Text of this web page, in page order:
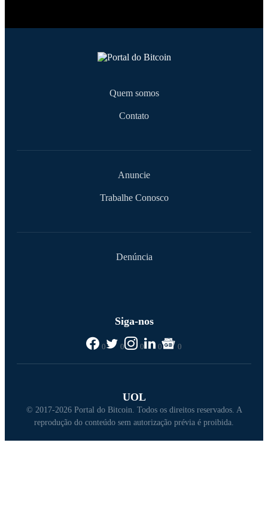
Quem somos
Contato
Anuncie
Trabalhe Conosco
Denúncia
Siga-nos
0 0 0 0 0
UOL
© 2017-2026 Portal do Bitcoin. Todos os direitos reservados. A
reprodução do conteúdo sem autorização prévia é proibida.